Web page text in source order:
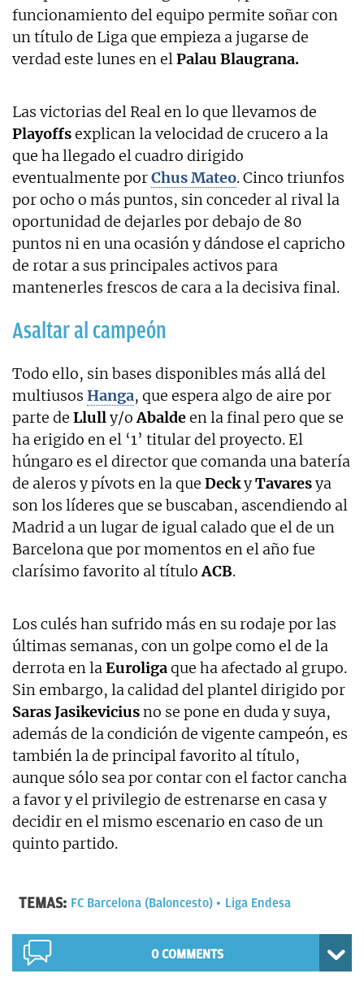
funcionamiento del equipo permite soñar con
un título de Liga que empieza a jugarse de
verdad este lunes en elPalau Blaugrana.
Las victorias del Real en lo que llevamos de
Playoffsexplican la velocidad de crucero a la
que ha llegado el cuadro dirigido
eventualmente porChus Mateo. Cinco triunfos
por ocho o más puntos, sin conceder al rival la
oportunidad de dejarles por debajo de 80
puntos ni en una ocasión y dándose el capricho
de rotar a sus principales activos para
mantenerles frescos de cara a la decisiva final.
Asaltar al campeón
Todo ello, sin bases disponibles más allá del
multiusos Hanga, que espera algo de aire por
parte de Llully/oAbaldeen la final pero que se
ha erigido en el ‘1’ titular del proyecto. El
húngaro es el director que comanda una batería
de aleros y pívots en la que DeckyTavaresya
son los líderes que se buscaban, ascendiendo al
Madrid a un lugar de igual calado que el de un
Barcelona que por momentos en el año fue
clarísimo favorito al títuloACB.
Los culés han sufrido más en su rodaje por las
últimas semanas, con un golpe como el de la
derrota en laEuroligaque ha afectado al grupo.
Sin embargo, la calidad del plantel dirigido por
Saras Jasikeviciusno se pone en duda y suya,
además de la condición de vigente campeón, es
también la de principal favorito al título,
aunque sólo sea por contar con el factor cancha
a favor y el privilegio de estrenarse en casa y
decidir en el mismo escenario en caso de un
quinto partido.
TEMAS: FC Barcelona (Baloncesto) Liga Endesa
0 COMMENTS